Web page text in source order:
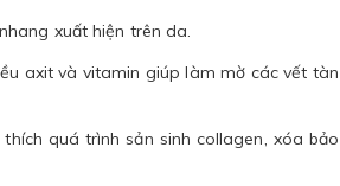
xuất hiện trên da.
axit và vitamin giúp làm mờ các vết tàn
quá trình sản sinh collagen, xóa bảo